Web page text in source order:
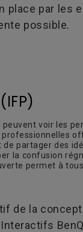
place par les
possible.
peuvent voir les
partager des
la confusion
permet à
de la